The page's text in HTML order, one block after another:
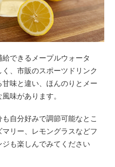
できるメープルウォータ
、市販のスポーツドリンク
味と違い、ほんのりとメー
味があります。
自分好みで調節可能なとこ
リー、レモングラスなどフ
も楽しんでみてください